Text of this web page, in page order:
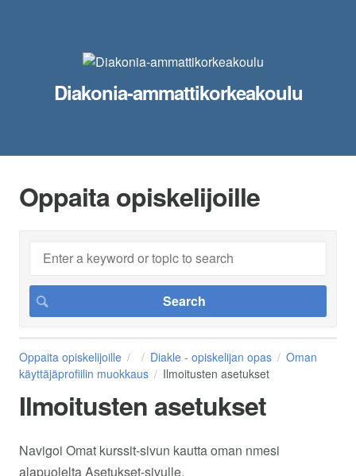
Diakonia-ammattikorkeakoulu
Oppaita opiskelijoille
Oppaita opiskelijoille Diakle - opiskelijan opas
Oman
käyttäjäprofiilin muokkaus
Ilmoitusten asetukset
Ilmoitusten asetukset
Navigoi Omat kurssit-sivun kautta oman nmesi
alapuolelta Asetukset-sivulle.